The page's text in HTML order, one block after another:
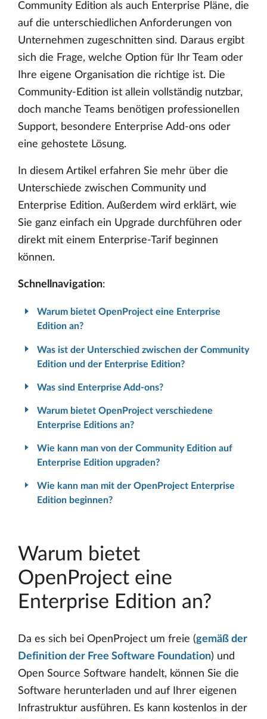
Community Edition als auch Enterprise Pläne, die
auf die unterschiedlichen Anforderungen von
Unternehmen zugeschnitten sind. Daraus ergibt
sich die Frage, welche Option für Ihr Team oder
Ihre eigene Organisation die richtige ist. Die
Community-Edition ist allein vollständig nutzbar,
doch manche Teams benötigen professionellen
Support, besondere Enterprise Add-ons oder
eine gehostete Lösung.
In diesem Artikel erfahren Sie mehr über die
Unterschiede zwischen Community und
Enterprise Edition. Außerdem wird erklärt, wie
Sie ganz einfach ein Upgrade durchführen oder
direkt mit einem Enterprise-Tarif beginnen
können.
Schnellnavigation:
Warum bietet OpenProject eine Enterprise
Edition an?
Was ist der Unterschied zwischen der Community
Edition und der Enterprise Edition?
Was sind Enterprise Add-ons?
Warum bietet OpenProject verschiedene
Enterprise Editions an?
Wie kann man von der Community Edition auf
Enterprise Edition upgraden?
Wie kann man mit der OpenProject Enterprise
Edition beginnen?
Warum bietet
OpenProject eine
Enterprise Edition an?
Da es sich bei OpenProject um freie (gemäß der
Definition der Free Software Foundation) und
Open Source Software handelt, können Sie die
Software herunterladen und auf Ihrer eigenen
Infrastruktur ausführen. Es kann kostenlos in der